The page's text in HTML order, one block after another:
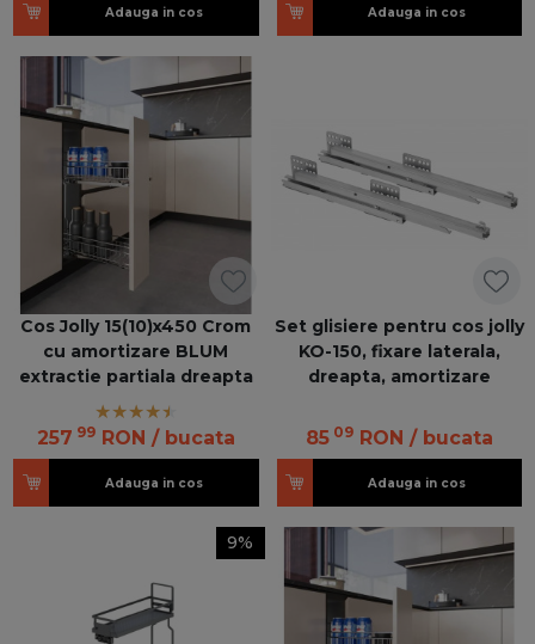
Adauga in cos Adauga in cos
Cos Jolly 15(10)x450 Crom
cu amortizare BLUM
extractie partiala dreapta
257 99 RON / bucata
Adauga in cos
Set glisiere pentru cos jolly
KO-150, fixare laterala,
dreapta, amortizare
85 09 RON / bucata
Adauga in cos
9%